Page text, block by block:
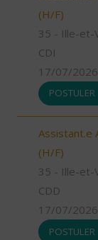
(H/F)
35 - Ille-et-
CDI
17/07/2026
POSTULER
Assistant.e
(H/F)
35 - Ille-et-
CDD
17/07/2026
POSTULER